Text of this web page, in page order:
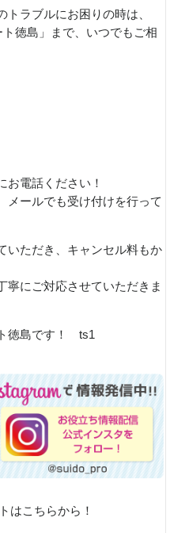
ラブルにお困りの時は、
徳島」まで、いつでもご相
お電話ください！
メールでも受け付けを行って
いただき、キャンセル料もか
寧にご対応させていただきま
徳島です！ ts1
はこちらから！